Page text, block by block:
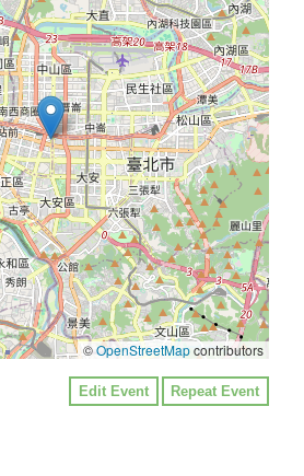
©OpenStreetMapcontributors
Edit Event Repeat Event